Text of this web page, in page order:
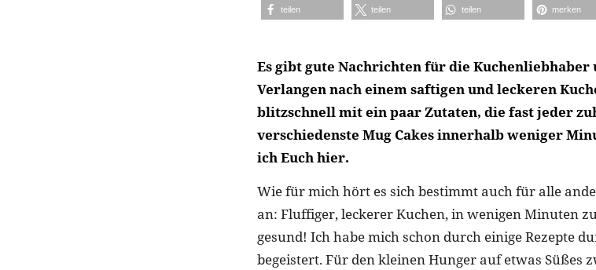
teilen teilen teilen merken
Es gibt gute Nachrichten für die Kuchenliebhaber
Verlangen nach einem saftigen und leckeren
blitzschnell mit ein paar Zutaten, die fast jeder
verschiedenste Mug Cakes innerhalb weniger
ich Euch hier.
Wie für mich hört es sich bestimmt auch für alle
an: Fluffiger, leckerer Kuchen, in wenigen Minuten
gesund! Ich habe mich schon durch einige Rezepte
begeistert. Für den kleinen Hunger auf etwas Süßes